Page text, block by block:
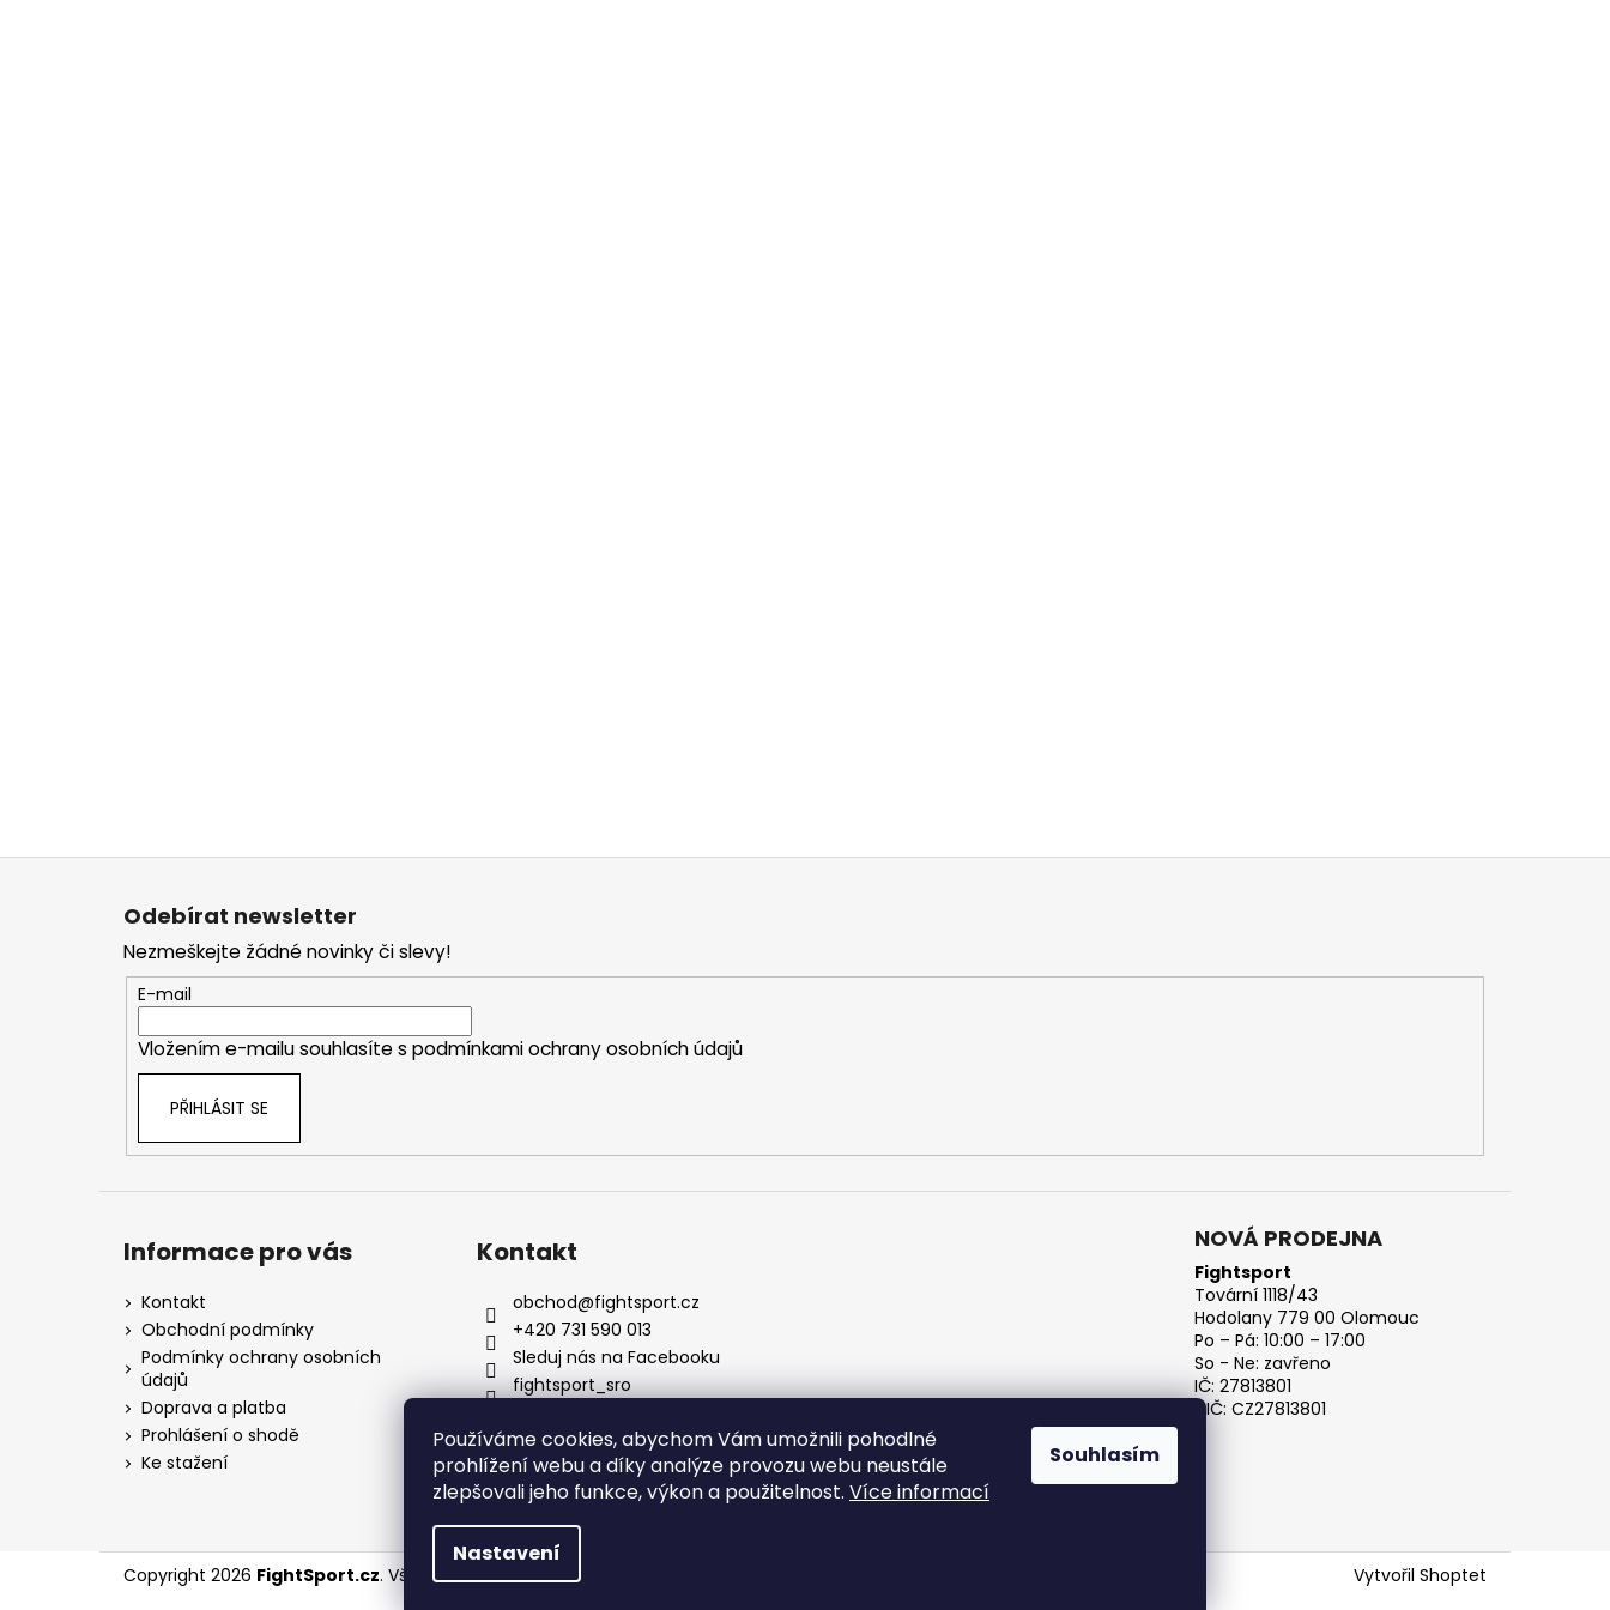
Používáme cookies, abychom Vám umožnili pohodlné
prohlížení webu a díky analýze provozu webu neustále
zlepšovali jeho funkce, výkon a použitelnost. Více informací
Nastavení
Souhlasím
Z
Odebírat newsletter
Nezmeškejte žádné novinky či slevy!
E-mail
Vložením e-mailu souhlasíte s podmínkami ochrany osobních údajů
PŘIHLÁSIT SE
Informace pro vás
Kontakt
Obchodní podmínky
Podmínky ochrany osobních
údajů
Doprava a platba
Prohlášení o shodě
Ke stažení
Kontakt
obchod@fightsport.cz
+420 731 590 013
Sleduj nás na Facebooku
fightsport_sro
NOVÁ PRODEJNA
Fightsport
Tovární 1118/43
Hodolany 779 00 Olomouc
Po – Pá: 10:00 – 17:00
So - Ne: zavřeno
IČ: 27813801
DIČ: CZ27813801
Vytvořil Shoptet
Copyright 2026 FightSport.cz. Všechna práva vyhrazena.